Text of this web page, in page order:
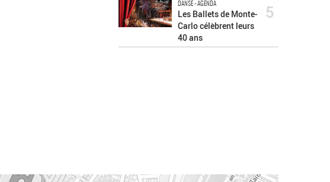
DANSE - AGENDA
Les Ballets de Monte-
Carlo célèbrent leurs
40 ans
5